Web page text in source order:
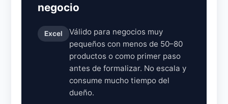
negocio
Excel
Válido para negocios muy
pequeños con menos de 50–80
productos o como primer paso
antes de formalizar. No escala y
consume mucho tiempo del
dueño.